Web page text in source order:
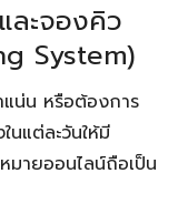
ละจองคิว
System)
น่น หรือต้องการ
นแต่ละวันให้มี
มายออนไลน์ถือเป็น